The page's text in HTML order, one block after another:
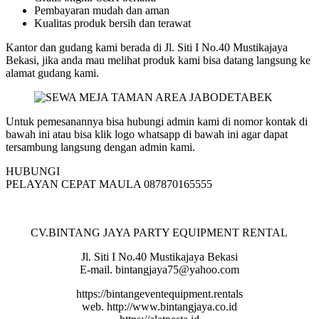
Pembayaran mudah dan aman
Kualitas produk bersih dan terawat
Kantor dan gudang kami berada di Jl. Siti I No.40 Mustikajaya
Bekasi, jika anda mau melihat produk kami bisa datang langsung ke
alamat gudang kami.
Untuk pemesanannya bisa hubungi admin kami di nomor kontak di
bawah ini atau bisa klik logo whatsapp di bawah ini agar dapat
tersambung langsung dengan admin kami.
HUBUNGI
PELAYAN CEPAT MAULA 087870165555
CV.BINTANG JAYA PARTY EQUIPMENT RENTAL
Jl. Siti I No.40 Mustikajaya Bekasi
E-mail. bintangjaya75@yahoo.com
https://bintangeventequipment.rentals
web. http://www.bintangjaya.co.id